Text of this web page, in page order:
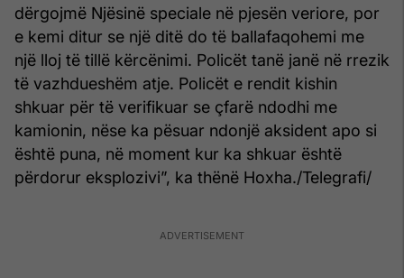
dërgojmë Njësinë speciale në pjesën veriore, por
e kemi ditur se një ditë do të ballafaqohemi me
një lloj të tillë kërcënimi. Policët tanë janë në rrezik
të vazhdueshëm atje. Policët e rendit kishin
shkuar për të verifikuar se çfarë ndodhi me
kamionin, nëse ka pësuar ndonjë aksident apo si
është puna, në moment kur ka shkuar është
përdorur eksplozivi”, ka thënë Hoxha./Telegrafi/